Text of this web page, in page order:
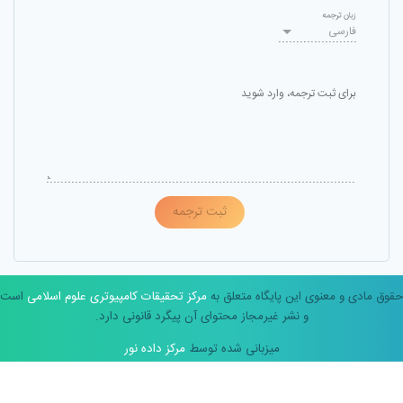
فارسی
زبان ترجمه
برای ثبت ترجمه، وارد شوید
ثبت ترجمه
حقوق مادی و معنوی این پایگاه متعلق به مرکز تحقیقات کامپیوتری علوم اسلامی است
و نشر غیرمجاز محتوای آن پیگرد قانونی دارد.
میزبانی شده توسطمرکز داده نور